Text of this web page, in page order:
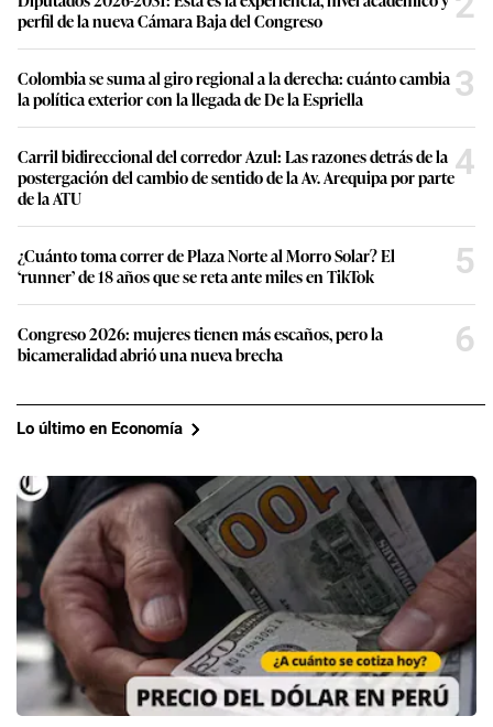
perfil de la nueva Cámara Baja del Congreso
Colombia se suma al giro regional a la derecha: cuánto cambia
la política exterior con la llegada de De la Espriella
3
Carril bidireccional del corredor Azul: Las razones detrás de la
postergación del cambio de sentido de la Av. Arequipa por parte
de la ATU
4
¿Cuánto toma correr de Plaza Norte al Morro Solar? El
‘runner’ de 18 años que se reta ante miles en TikTok
5
Congreso 2026: mujeres tienen más escaños, pero la
bicameralidad abrió una nueva brecha
6
Lo último en Economía